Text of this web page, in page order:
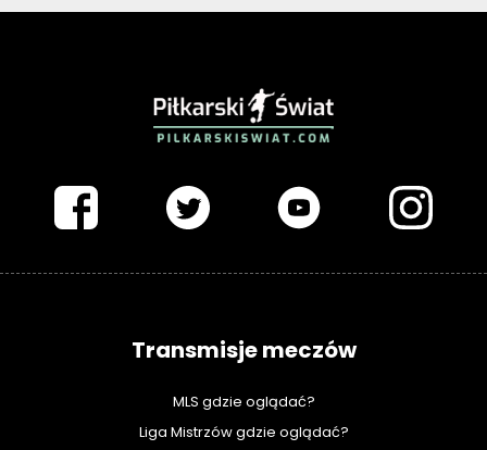
Transmisje meczów
MLS gdzie oglądać?
Liga Mistrzów gdzie oglądać?